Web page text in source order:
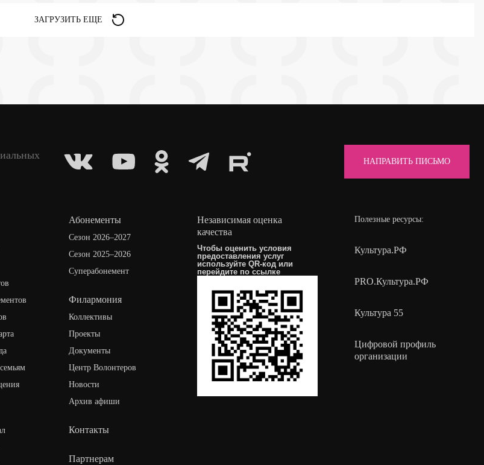
ЗАГРУЗИТЬ ЕЩЕ
НАПРАВИТЬ ПИСЬМО
Абонементы
Сезон 2026–2027
Сезон 2025–2026
Суперабонемент
Филармония
Коллективы
Проекты
Документы
Центр Волонтеров
Новости
Архив афиши
Контакты
Партнерам
Независимая оценка
качества
Чтобы оценить условия
предоставления услуг
используйте QR-код или
перейдите поссылке
Полезные ресурсы:
Культура.РФ
PRO.Культура.РФ
Культура 55
Цифровой профиль
организации